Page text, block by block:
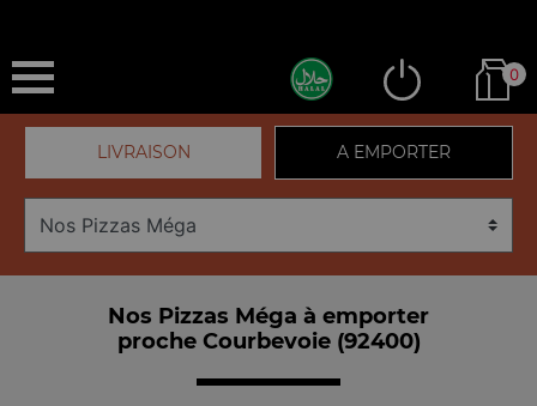
0
LIVRAISON A EMPORTER
Nos Pizzas Méga à emporter
proche Courbevoie (92400)